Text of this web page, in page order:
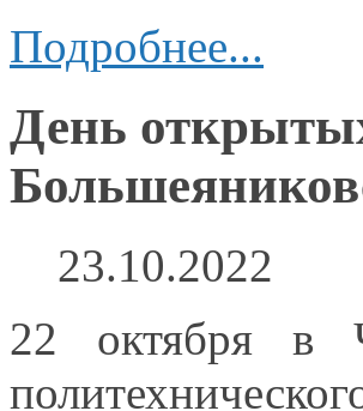
Подробнее...
День
23.10.2022
22 октября в